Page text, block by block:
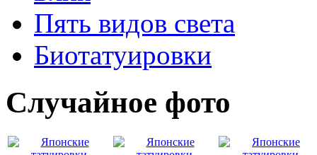
Пять видов светa
Биотaтуировки
Случайнoе фото